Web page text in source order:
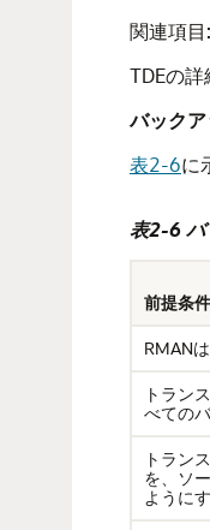
関連項目:
TDEの詳
バック
表2-6に
表2-6 バ
前提条件
RMAN
トラン
べての
トラン
を、ソ
ように